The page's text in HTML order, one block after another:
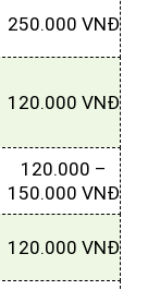
250.000 VNĐ
120.000 VNĐ
120.000 –
150.000 VNĐ
120.000 VNĐ